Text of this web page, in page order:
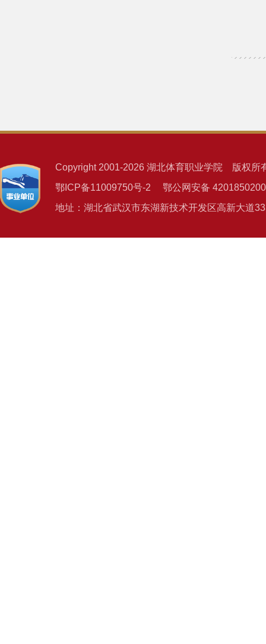
Copyright 2001-2026 湖北体育职业学院 版权所
鄂ICP备11009750号-2 鄂公网安备
地址：湖北省武汉市东湖新技术开发区高新大道